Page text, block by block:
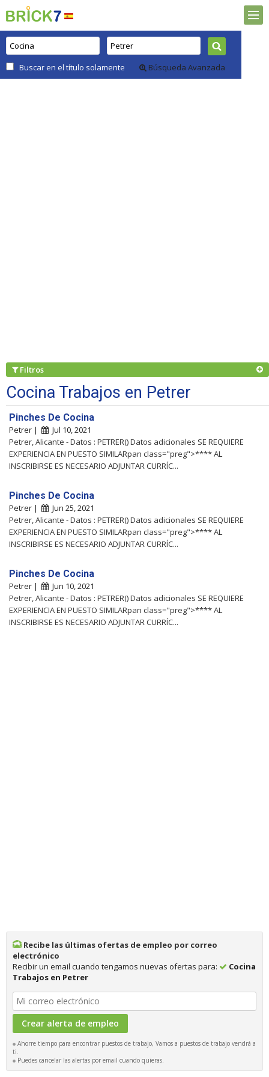
Buscar en el título solamente Búsqueda Avanzada
Filtros
Cocina Trabajos en Petrer
Pinches De Cocina
Petrer |
Jul 10, 2021
Petrer, Alicante - Datos : PETRER() Datos adicionales SE REQUIERE
EXPERIENCIA EN PUESTO SIMILARpan class="preg">**** AL
INSCRIBIRSE ES NECESARIO ADJUNTAR CURRÍC...
Pinches De Cocina
Petrer |
Jun 25, 2021
Petrer, Alicante - Datos : PETRER() Datos adicionales SE REQUIERE
EXPERIENCIA EN PUESTO SIMILARpan class="preg">**** AL
INSCRIBIRSE ES NECESARIO ADJUNTAR CURRÍC...
Pinches De Cocina
Petrer |
Jun 10, 2021
Petrer, Alicante - Datos : PETRER() Datos adicionales SE REQUIERE
EXPERIENCIA EN PUESTO SIMILARpan class="preg">**** AL
INSCRIBIRSE ES NECESARIO ADJUNTAR CURRÍC...
Recibe las últimas ofertas de empleo por correo
electrónico
Recibir un email cuando tengamos nuevas ofertas para:
Cocina
Trabajos en Petrer
Ahorre tiempo para encontrar puestos de trabajo, Vamos a puestos de trabajo vendrá a
ti.
Puedes cancelar las alertas por email cuando quieras.